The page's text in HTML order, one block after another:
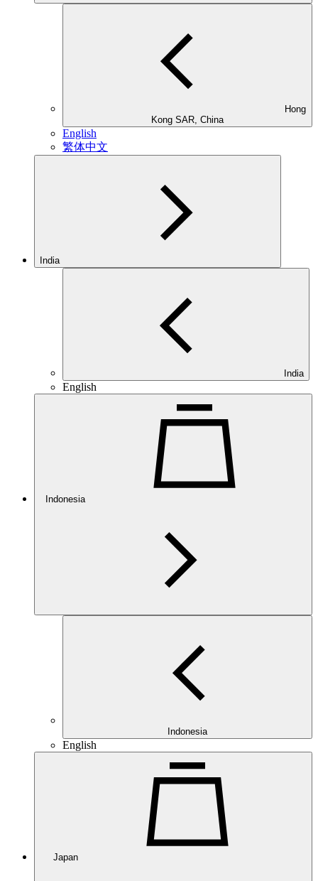
Kong SAR, China
English
繁体中文
India
India
English
Indonesia
Indonesia
English
Japan